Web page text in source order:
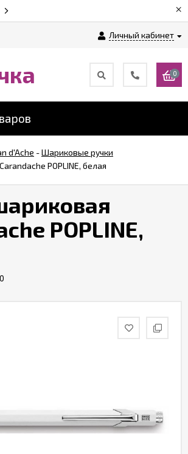
×
Личный кабинет
0
d'Ache -Шариковые ручки
POPLINE, белая
POPLINE,